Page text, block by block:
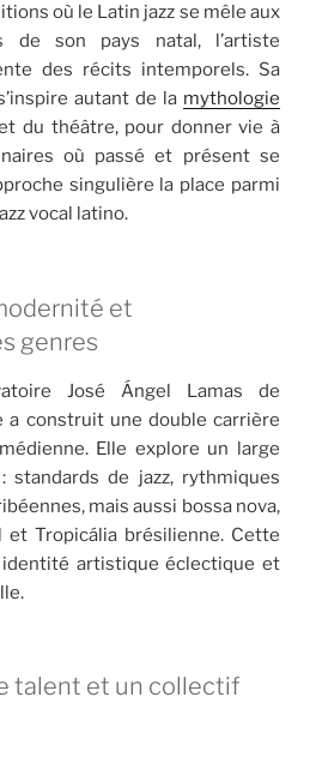
où le Latin jazz se mêle aux
de son pays natal, l’artiste
des récits intemporels. Sa
autant de la mythologie
du théâtre, pour donner vie à
où passé et présent se
singulière la place parmi
vocal latino.
et
genres
José Ángel Lamas de
a construit une double carrière
Elle explore un large
standards de jazz, rythmiques
mais aussi bossa nova,
et Tropicália brésilienne. Cette
artistique éclectique et
talent et un collectif